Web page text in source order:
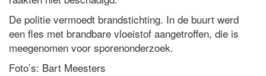
De politie vermoedt brandstichting. In de buurt werd
een fles met brandbare vloeistof aangetroffen, die is
meegenomen voor sporenonderzoek.
Foto’s: Bart Meesters